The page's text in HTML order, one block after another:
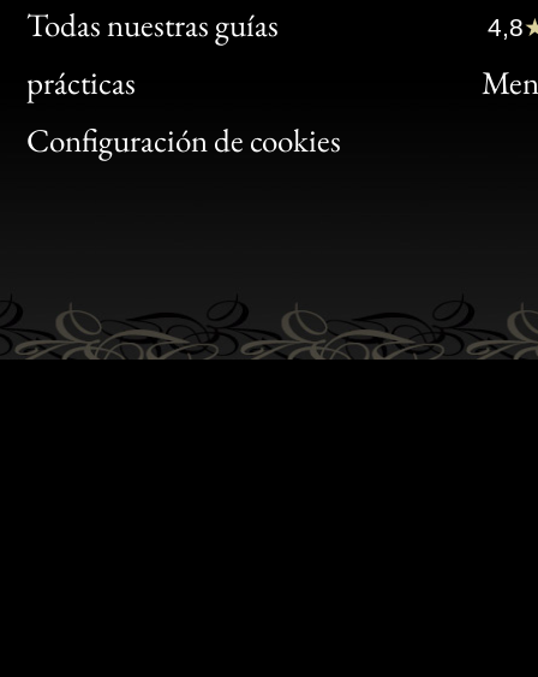
Todas nuestras guías
prácticas
Configuración de cookies
Clic
Bon
4,8